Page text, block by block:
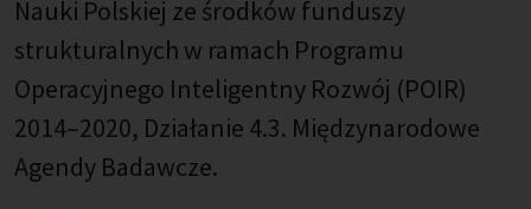
Nauki Polskiej ze środków funduszy
strukturalnych w ramach Programu
Operacyjnego Inteligentny Rozwój (POIR)
2014–2020, Działanie 4.3. Międzynarodowe
Agendy Badawcze.